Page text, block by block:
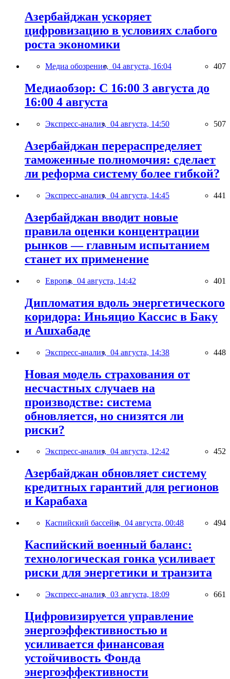
Азербайджан ускоряет
цифровизацию в условиях слабого
роста экономики
Медиа обозрение, 04 августа, 16:04 407
Медиаобзор: С 16:00 3 августа до
16:00 4 августа
Экспресс-анализ, 04 августа, 14:50 507
Азербайджан перераспределяет
таможенные полномочия: сделает
ли реформа систему более гибкой?
Экспресс-анализ, 04 августа, 14:45 441
Азербайджан вводит новые
правила оценки концентрации
рынков — главным испытанием
станет их применение
Европа, 04 августа, 14:42 401
Дипломатия вдоль энергетического
коридора: Иньяцио Кассис в Баку
и Ашхабаде
Экспресс-анализ, 04 августа, 14:38 448
Новая модель страхования от
несчастных случаев на
производстве: система
обновляется, но снизятся ли
риски?
Экспресс-анализ, 04 августа, 12:42 452
Азербайджан обновляет систему
кредитных гарантий для регионов
и Карабаха
Каспийский бассейн, 04 августа, 00:48 494
Каспийский военный баланс:
технологическая гонка усиливает
риски для энергетики и транзита
Экспресс-анализ, 03 августа, 18:09 661
Цифровизируется управление
энергоэффективностью и
усиливается финансовая
устойчивость Фонда
энергоэффективности